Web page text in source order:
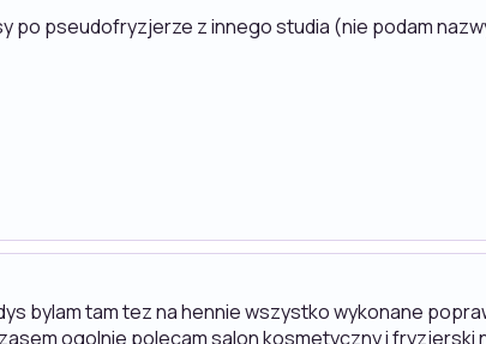
po pseudofryzjerze z innego studia (nie podam
bylam tam tez na hennie wszystko wykonane
ogolnie polecam salon kosmetyczny i fryzjerski